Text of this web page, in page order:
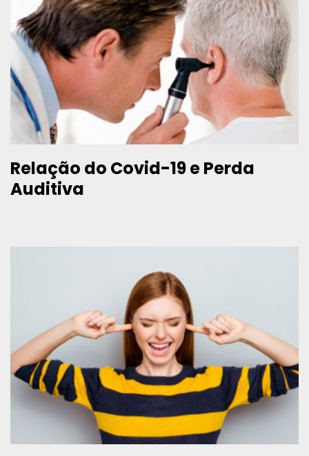
Relação do Covid-19 e Perda
Auditiva